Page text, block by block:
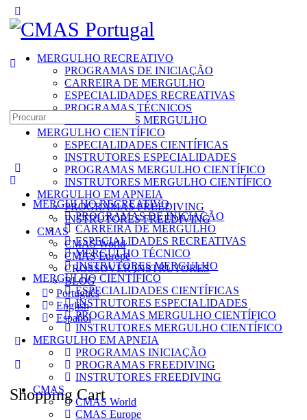
Side
Panel
MERGULHO RECREATIVO
PROGRAMAS DE INICIAÇÃO
CARREIRA DE MERGULHO
ESPECIALIDADES RECREATIVAS
PROGRAMAS TÉCNICOS
INSTRUTORES MERGULHO
MERGULHO CIENTÍFICO
ESPECIALIDADES CIENTÍFICAS
INSTRUTORES ESPECIALIDADES
PROGRAMAS MERGULHO CIENTÍFICO
INSTRUTORES MERGULHO CIENTÍFICO
MERGULHO EM APNEIA
PROGRAMAS FREEDIVING
INSTRUTORES FREEDIVING
CMAS
CMAS World
CMAS Europe
CROSSOVER INSTRUTORES
BLOG
Português
English
Español
More
options
Shopping Cart
Search
for:
MERGULHO RECREATIVO
PROGRAMAS DE INICIAÇÃO
CARREIRA DE MERGULHO
ESPECIALIDADES RECREATIVAS
MERGULHO TÉCNICO
INSTRUTORES MERGULHO
MERGULHO CIENTÍFICO
ESPECIALIDADES CIENTÍFICAS
INSTRUTORES ESPECIALIDADES
PROGRAMAS MERGULHO CIENTÍFICO
INSTRUTORES MERGULHO CIENTÍFICO
MERGULHO EM APNEIA
PROGRAMAS INICIAÇÃO
PROGRAMAS FREEDIVING
INSTRUTORES FREEDIVING
CMAS
CMAS World
CMAS Europe